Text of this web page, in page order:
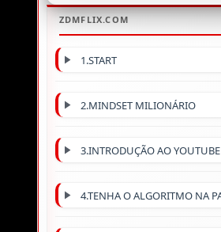
1.START
2.MINDSET MILIONÁRIO
3.INTRODUÇÃO AO YOUTUBE